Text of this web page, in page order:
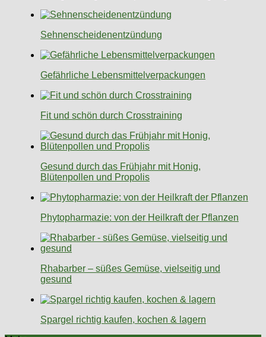
Sehnenscheidenentzündung
Gefährliche Lebensmittelverpackungen
Fit und schön durch Crosstraining
Gesund durch das Frühjahr mit Honig,
Blütenpollen und Propolis
Phytopharmazie: von der Heilkraft der Pflanzen
Rhabarber – süßes Gemüse, vielseitig und
gesund
Spargel richtig kaufen, kochen & lagern